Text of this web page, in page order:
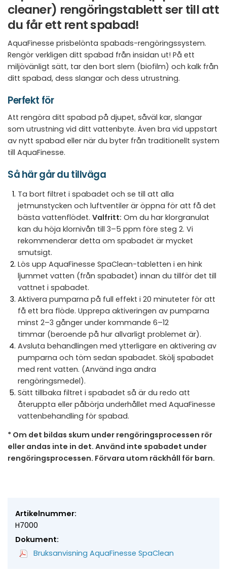
cleaner) rengöringstablett ser till att
du får ett rent spabad!
AquaFinesse prisbelönta spabads-rengöringssystem.
Rengör verkligen ditt spabad från insidan ut! På ett
miljövänligt sätt, tar den bort slem (biofilm) och kalk från
ditt spabad, dess slangar och dess utrustning.
Perfekt för
Att rengöra ditt spabad på djupet, såväl kar, slangar
som utrustning vid ditt vattenbyte. Även bra vid uppstart
av nytt spabad eller när du byter från traditionellt system
till AquaFinesse.
Så här går du tillväga
Ta bort filtret i spabadet och se till att alla
jetmunstycken och luftventiler är öppna för att få det
bästa vattenflödet. Valfritt: Om du har klorgranulat
kan du höja klornivån till 3–5 ppm före steg 2. Vi
rekommenderar detta om spabadet är mycket
smutsigt.
Lös upp AquaFinesse SpaClean-tabletten i en hink
ljummet vatten (från spabadet) innan du tillför det till
vattnet i spabadet.
Aktivera pumparna på full effekt i 20 minuteter för att
få ett bra flöde. Upprepa aktiveringen av pumparna
minst 2–3 gånger under kommande 6–12
timmar (beroende på hur allvarligt problemet är).
Avsluta behandlingen med ytterligare en aktivering av
pumparna och töm sedan spabadet. Skölj spabadet
med rent vatten. (Använd inga andra
rengöringsmedel).
Sätt tillbaka filtret i spabadet så är du redo att
återuppta eller påbörja underhållet med AquaFinesse
vattenbehandling för spabad.
* Om det bildas skum under rengöringsprocessen rör
eller andas inte in det. Använd inte spabadet under
rengöringsprocessen. Förvara utom räckhåll för barn.
Artikelnummer:
H7000
Dokument:
Bruksanvisning AquaFinesse SpaClean